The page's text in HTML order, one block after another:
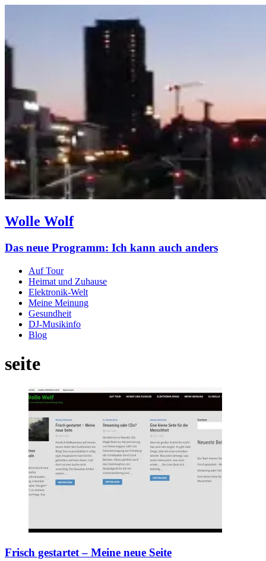
Wolle Wolf
Das neue Programm: Ich kann auch anders
Auf Tour
Heimat und Zuhause
Elektronik-Welt
Meine Meinung
Gesundheit
DJ-Musikinfo
Blog
seite
Frisch gestartet – Meine neue Seite